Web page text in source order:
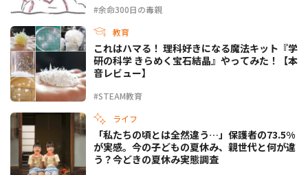
#余命300日の毒親
教育
#STEAM教育
これはハマる！ 理科好きになる魔法キット『学
研の科学 きらめく宝石結晶』やってみた！【本
音レビュー】
ライフ
「私たちの頃とは全然違う…」保護者の73.5%
が実感。今の子どもの夏休み、親世代と何が違
う？今どきの夏休み実態調査